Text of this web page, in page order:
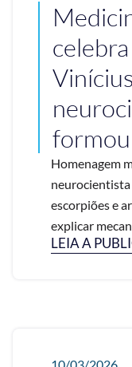
Homenagem
escorpiões e
explicar
LEIA A